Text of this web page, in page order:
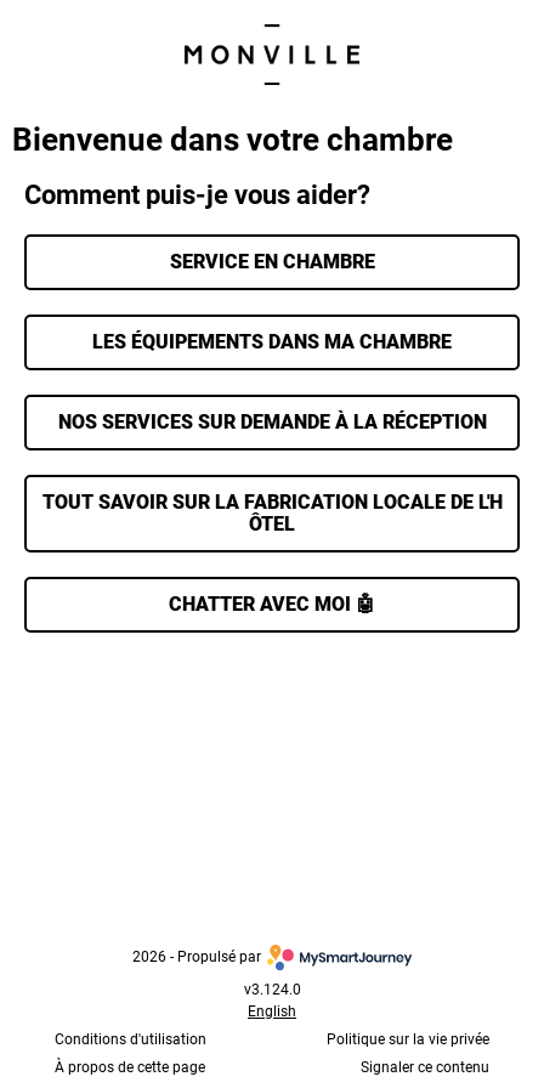
Bienvenue dans votre chambre
Comment puis-je vous aider?
SERVICE EN CHAMBRE
LES ÉQUIPEMENTS DANS MA CHAMBRE
NOS SERVICES SUR DEMANDE À LA RÉCEPTION
TOUT SAVOIR SUR LA FABRICATION LOCALE DE L'H
ÔTEL
CHATTER AVEC MOI 🤖
2026 - Propulsé par
v3.124.0
English
Conditions d'utilisation
Politique sur la vie privée
À propos de cette page
Signaler ce contenu